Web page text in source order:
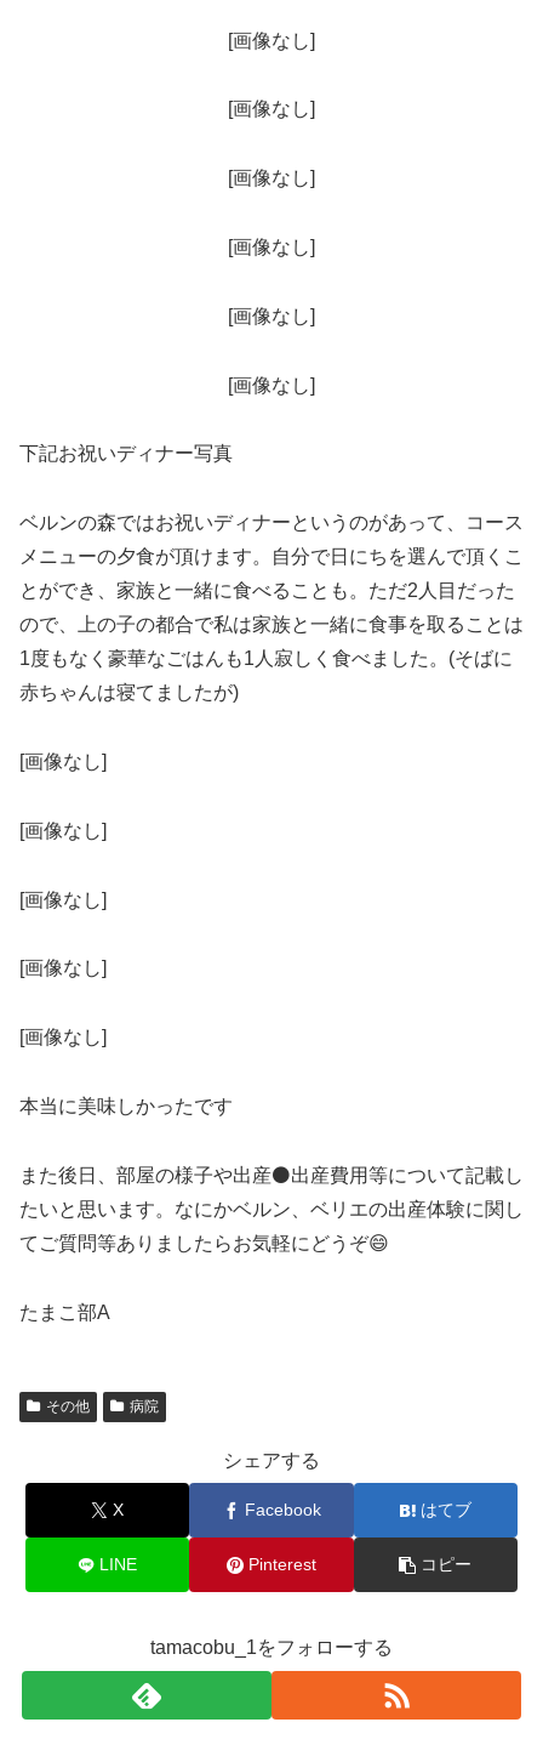
[画像なし]
[画像なし]
[画像なし]
[画像なし]
[画像なし]
[画像なし]
下記お祝いディナー写真
ベルンの森ではお祝いディナーというのがあって、コース
メニューの夕食が頂けます。自分で日にちを選んで頂くこ
とができ、家族と一緒に食べることも。ただ2人目だった
ので、上の子の都合で私は家族と一緒に食事を取ることは
1度もなく豪華なごはんも1人寂しく食べました。(そばに
赤ちゃんは寝てましたが)
[画像なし]
[画像なし]
[画像なし]
[画像なし]
[画像なし]
本当に美味しかったです
また後日、部屋の様子や出産⚫出産費用等について記載し
たいと思います。なにかベルン、ベリエの出産体験に関し
てご質問等ありましたらお気軽にどうぞ😄
たまこ部A
その他 病院
シェアする
X Facebook はてブ
LINE Pinterest コピー
tamacobu_1をフォローする